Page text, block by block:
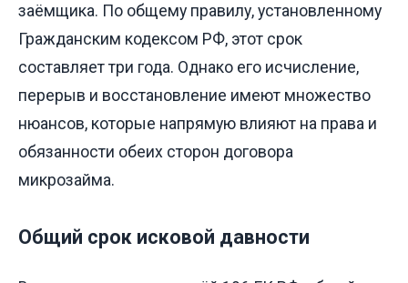
заёмщика. По общему правилу, установленному
Гражданским кодексом РФ, этот срок
составляет три года. Однако его исчисление,
перерыв и восстановление имеют множество
нюансов, которые напрямую влияют на права и
обязанности обеих сторон договора
микрозайма.
Общий срок исковой давности